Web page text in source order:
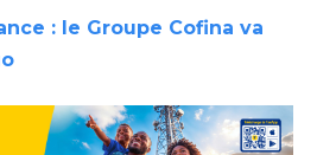
: le Groupe Cofina va